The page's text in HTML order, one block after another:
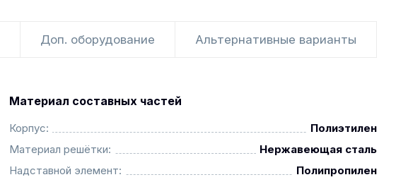
Доп. оборудование Альтернативные варианты
Материал составных частей
Корпус:
Полиэтилен
Материал решётки:
Нержавеющая сталь
Надставной элемент:
Полипропилен